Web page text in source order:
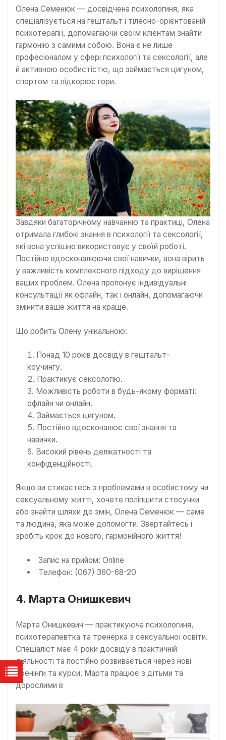
Олена Семенюк — досвідчена психологиня, яка
спеціалізується на гештальт і тілесно-орієнтованій
психотерапії, допомагаючи своїм клієнтам знайти
гармонію з самими собою. Вона є не лише
професіоналом у сфері психології та сексології, але
й активною особистістю, що займається цигуном,
спортом та підкорює гори.
Завдяки багаторічному навчанню та практиці, Олена
отримала глибокі знання в психології та сексології,
які вона успішно використовує у своїй роботі.
Постійно вдосконалюючи свої навички, вона вірить
у важливість комплексного підходу до вирішення
ваших проблем. Олена пропонує індивідуальні
консультації як офлайн, так і онлайн, допомагаючи
змінити ваше життя на краще.
Що робить Олену унікальною:
Понад 10 років досвіду в гештальт-
коучингу.
Практикує сексологію.
Можливість роботи в будь-якому форматі:
офлайн чи онлайн.
Займається цигуном.
Постійно вдосконалює свої знання та
навички.
Високий рівень делікатності та
конфіденційності.
Якщо ви стикаєтесь з проблемами в особистому чи
сексуальному житті, хочете поліпшити стосунки
або знайти шляхи до змін, Олена Семенюк — саме
та людина, яка може допомогти. Звертайтесь і
зробіть крок до нового, гармонійного життя!
Запис на прийом: Online
Телефон: (067) 360-68-20
4. Марта Онишкевич
Марта Онишкевич — практикуюча психологиня,
психотерапевтка та тренерка з сексуальної освіти.
Спеціаліст має 4 роки досвіду в практичній
діяльності та постійно розвивається через нові
тренінги та курси. Марта працює з дітьми та
дорослими в